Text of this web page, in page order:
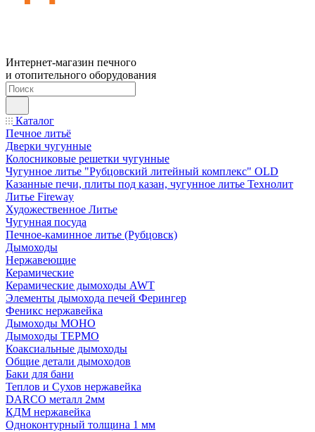
Интернет-магазин печного
и отопительного оборудования
Каталог
Печное литьё
Дверки чугунные
Колосниковые решетки чугунные
Чугунное литье "Рубцовский литейный комплекс" OLD
Казанные печи, плиты под казан, чугунное литье Технолит
Литье Fireway
Художественное Литье
Чугунная посуда
Печное-каминное литье (Рубцовск)
Дымоходы
Нержавеющие
Керамические
Керамические дымоходы AWT
Элементы дымохода печей Ферингер
Феникс нержавейка
Дымоходы МОНО
Дымоходы ТЕРМО
Коаксиальные дымоходы
Общие детали дымоходов
Баки для бани
Теплов и Сухов нержавейка
DARCO металл 2мм
КДМ нержавейка
Одноконтурный толщина 1 мм